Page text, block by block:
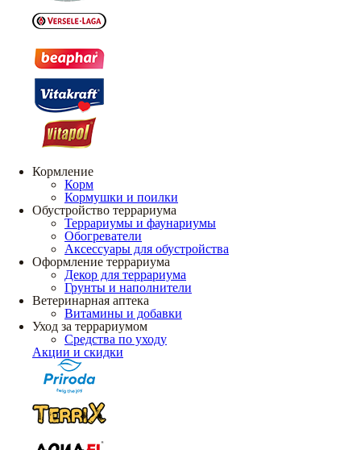
Кормление
Корм
Кормушки и поилки
Обустройство террариума
Террариумы и фаунариумы
Обогреватели
Аксессуары для обустройства
Оформление террариума
Декор для террариума
Грунты и наполнители
Ветеринарная аптека
Витамины и добавки
Уход за террариумом
Средства по уходу
Акции и скидки